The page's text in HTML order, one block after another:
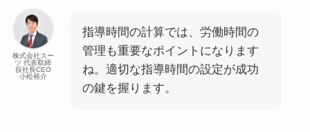
株式会社スー
ツ 代表取締
役社長CEO
小松裕介
指導時間の計算では、労働時間の
管理も重要なポイントになります
ね。適切な指導時間の設定が成功
の鍵を握ります。